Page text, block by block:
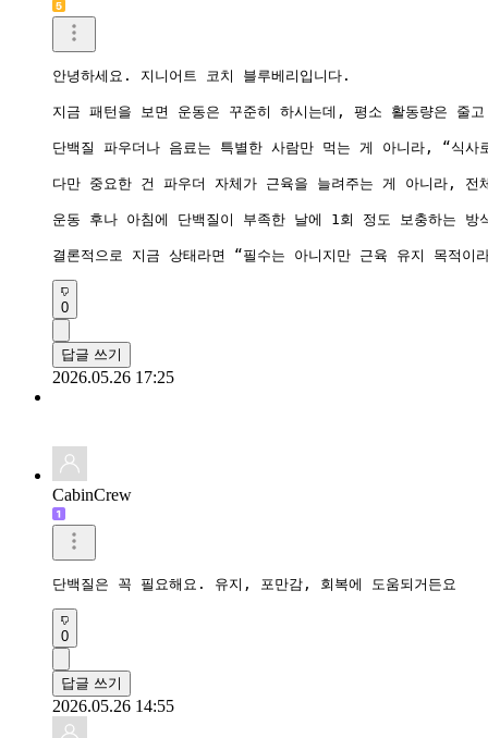
안녕하세요. 지니어트 코치 블루베리입니다.
지금 패턴을 보면 운동은 꾸준히 하시는데, 평소 활동량은 줄
단백질 파우더나 음료는 특별한 사람만 먹는 게 아니라, “식
다만 중요한 건 파우더 자체가 근육을 늘려주는 게 아니라,
운동 후나 아침에 단백질이 부족한 날에 1회 정도 보충하는
결론적으로 지금 상태라면 “필수는 아니지만 근육 유지 목적
0
답글 쓰기
2026.05.26 17:25
CabinCrew
단백질은 꼭 필요해요. 유지, 포만감, 회복에 도움되거든요
0
답글 쓰기
2026.05.26 14:55